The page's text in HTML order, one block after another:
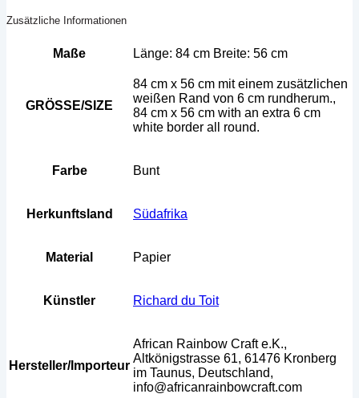
Zusätzliche Informationen
Maße Länge: 84 cm Breite: 56 cm
GRÖSSE/SIZE
84 cm x 56 cm mit einem zusätzlichen
weißen Rand von 6 cm rundherum.,
84 cm x 56 cm with an extra 6 cm
white border all round.
Farbe Bunt
Herkunftsland Südafrika
Material Papier
Künstler Richard du Toit
Hersteller/Importeur
African Rainbow Craft e.K.,
Altkönigstrasse 61, 61476 Kronberg
im Taunus, Deutschland,
info@africanrainbowcraft.com